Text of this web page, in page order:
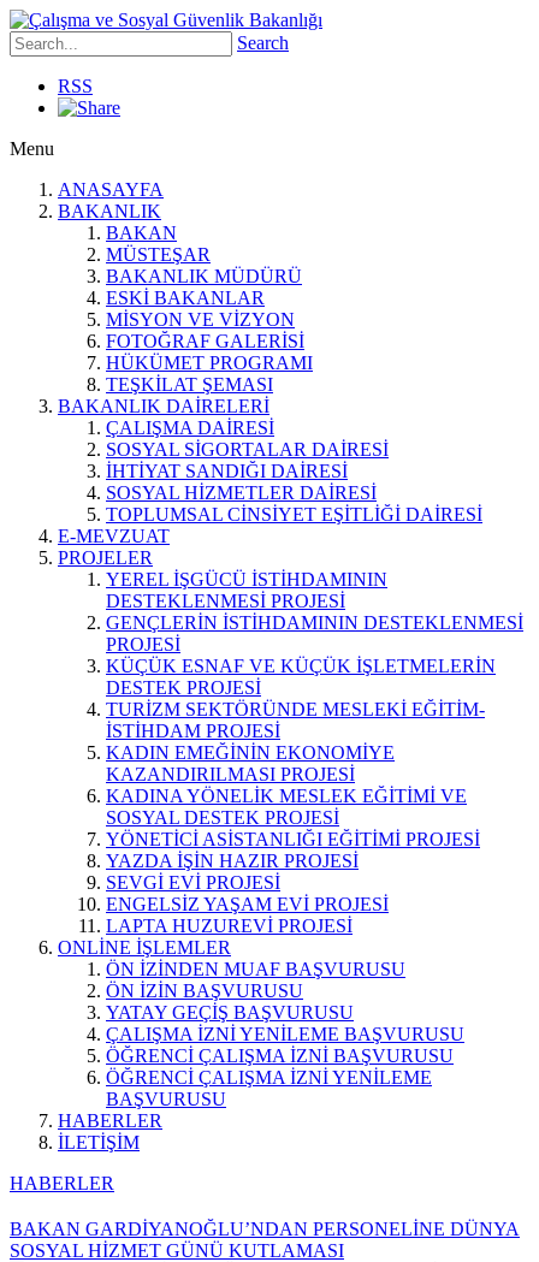
Search
RSS
Menu
ANASAYFA
BAKANLIK
BAKAN
MÜSTEŞAR
BAKANLIK MÜDÜRÜ
ESKİ BAKANLAR
MİSYON VE VİZYON
FOTOĞRAF GALERİSİ
HÜKÜMET PROGRAMI
TEŞKİLAT ŞEMASI
BAKANLIK DAİRELERİ
ÇALIŞMA DAİRESİ
SOSYAL SİGORTALAR DAİRESİ
İHTİYAT SANDIĞI DAİRESİ
SOSYAL HİZMETLER DAİRESİ
TOPLUMSAL CİNSİYET EŞİTLİĞİ DAİRESİ
E-MEVZUAT
PROJELER
YEREL İŞGÜCÜ İSTİHDAMININ
DESTEKLENMESİ PROJESİ
GENÇLERİN İSTİHDAMININ DESTEKLENMESİ
PROJESİ
KÜÇÜK ESNAF VE KÜÇÜK İŞLETMELERİN
DESTEK PROJESİ
TURİZM SEKTÖRÜNDE MESLEKİ EĞİTİM-
İSTİHDAM PROJESİ
KADIN EMEĞİNİN EKONOMİYE
KAZANDIRILMASI PROJESİ
KADINA YÖNELİK MESLEK EĞİTİMİ VE
SOSYAL DESTEK PROJESİ
YÖNETİCİ ASİSTANLIĞI EĞİTİMİ PROJESİ
YAZDA İŞİN HAZIR PROJESİ
SEVGİ EVİ PROJESİ
ENGELSİZ YAŞAM EVİ PROJESİ
LAPTA HUZUREVİ PROJESİ
ONLİNE İŞLEMLER
ÖN İZİNDEN MUAF BAŞVURUSU
ÖN İZİN BAŞVURUSU
YATAY GEÇİŞ BAŞVURUSU
ÇALIŞMA İZNİ YENİLEME BAŞVURUSU
ÖĞRENCİ ÇALIŞMA İZNİ BAŞVURUSU
ÖĞRENCİ ÇALIŞMA İZNİ YENİLEME
BAŞVURUSU
HABERLER
İLETİŞİM
HABERLER
BAKAN GARDİYANOĞLU’NDAN PERSONELİNE DÜNYA
SOSYAL HİZMET GÜNÜ KUTLAMASI